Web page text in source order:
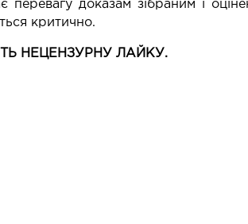
перевагу доказам зібраним і
критично.
НЕЦЕНЗУРНУ ЛАЙКУ.